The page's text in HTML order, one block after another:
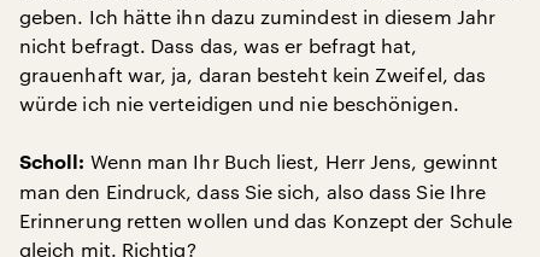
geben. Ich hätte ihn dazu zumindest in diesem Jahr
nicht befragt. Dass das, was er befragt hat,
grauenhaft war, ja, daran besteht kein Zweifel, das
würde ich nie verteidigen und nie beschönigen.
Scholl: Wenn man Ihr Buch liest, Herr Jens, gewinnt
man den Eindruck, dass Sie sich, also dass Sie Ihre
Erinnerung retten wollen und das Konzept der Schule
gleich mit. Richtig?